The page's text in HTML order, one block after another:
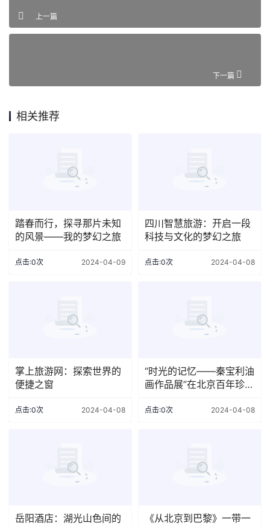
上一篇
下一篇
相关推荐
踏春而行，探寻那片未知
的风景——我的梦幻之旅
点击:0次 2024-04-09
四川智慧旅游：开启一段
科技与文化的梦幻之旅
点击:0次 2024-04-08
掌上旅游网：探索世界的
便捷之窗
点击:0次 2024-04-08
“时光的记忆——秦宝利油
画作品展”在北京百年珍藏
点击:0次 2024-04-08
岳阳酒店：湖光山色间的
《从北京到巴黎》一带一